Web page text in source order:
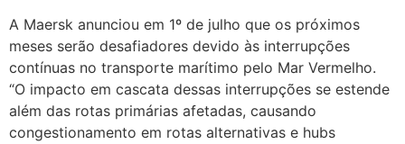
A Maersk anunciou em 1º de julho que os próximos
meses serão desafiadores devido às interrupções
contínuas no transporte marítimo pelo Mar Vermelho.
“O impacto em cascata dessas interrupções se estende
além das rotas primárias afetadas, causando
congestionamento em rotas alternativas e hubs